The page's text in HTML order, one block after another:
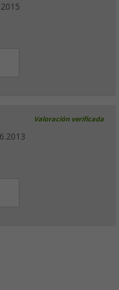
Valoración verificada